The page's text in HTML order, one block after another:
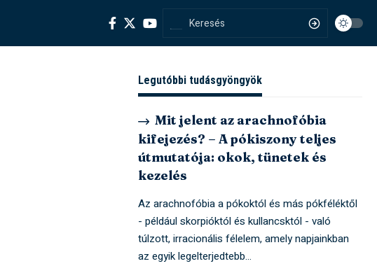
Legutóbbi tudásgyöngyök
Mit jelent az arachnofóbia
kifejezés? – A pókiszony teljes
útmutatója: okok, tünetek és
kezelés
Az arachnofóbia a pókoktól és más pókféléktől
- például skorpióktól és kullancsktól - való
túlzott, irracionális félelem, amely napjainkban
az egyik legelterjedtebb…